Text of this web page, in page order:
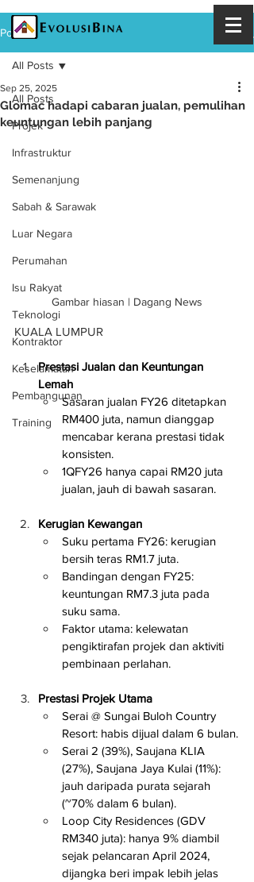
Post
All Posts
Projek
Infrastruktur
Semenanjung
Sabah & Sarawak
Luar Negara
Perumahan
Isu Rakyat
Teknologi
Kontraktor
Keselamatan
Pembangunan
Training
All Posts
Glomac hadapi cabaran jualan, pemulihan
keuntungan lebih panjang
Sep 25, 2025
Gambar hiasan | Dagang News
KUALA LUMPUR
Prestasi Jualan dan Keuntungan
Lemah
Sasaran jualan FY26 ditetapkan
RM400 juta, namun dianggap
mencabar kerana prestasi tidak
konsisten.
1QFY26 hanya capai RM20 juta
jualan, jauh di bawah sasaran.
Kerugian Kewangan
Suku pertama FY26: kerugian
bersih teras RM1.7 juta.
Bandingan dengan FY25:
keuntungan RM7.3 juta pada
suku sama.
Faktor utama: kelewatan
pengiktirafan projek dan aktiviti
pembinaan perlahan.
Prestasi Projek Utama
Serai @ Sungai Buloh Country
Resort: habis dijual dalam 6 bulan.
Serai 2 (39%), Saujana KLIA
(27%), Saujana Jaya Kulai (11%):
jauh daripada purata sejarah
(~70% dalam 6 bulan).
Loop City Residences (GDV
RM340 juta): hanya 9% diambil
sejak pelancaran April 2024,
dijangka beri impak lebih jelas